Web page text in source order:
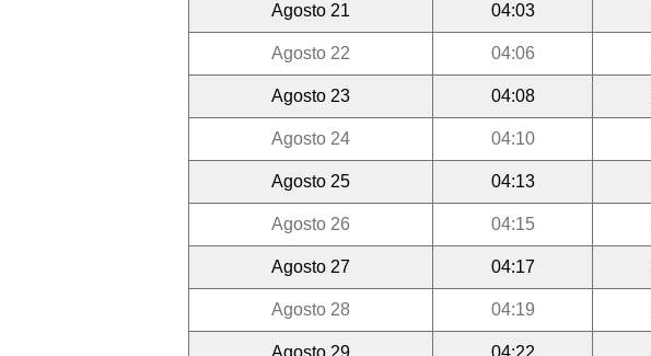
Agosto 21 04:03
Agosto 22 04:06
Agosto 23 04:08
Agosto 24 04:10
Agosto 25 04:13
Agosto 26 04:15
Agosto 27 04:17
Agosto 28 04:19